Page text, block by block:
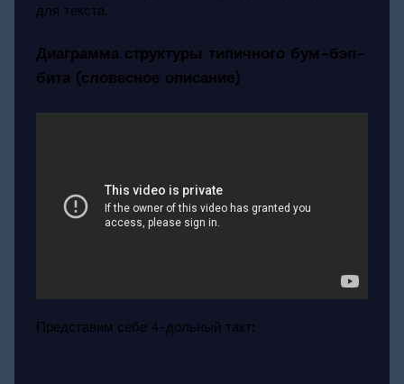
для текста.
Диаграмма структуры типичного бум-бэп-
бита (словесное описание)
Представим себе 4-дольный такт: